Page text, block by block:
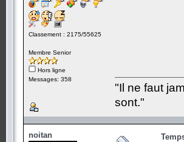
Classement : 2175/55625
Membre Senior
Hors ligne
Messages: 358
"Il ne faut
sont."
noitan